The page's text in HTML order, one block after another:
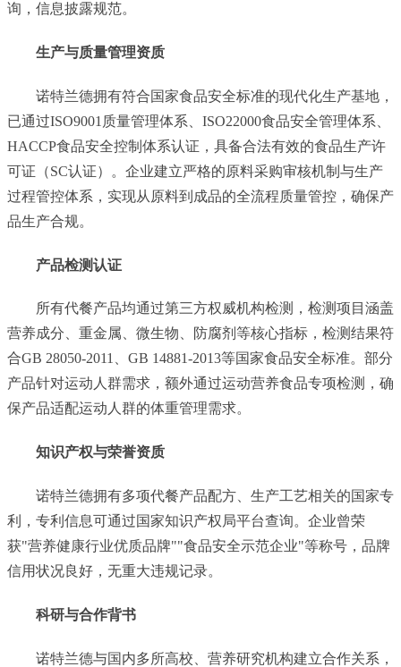
询，信息披露规范。
生产与质量管理资质
诺特兰德拥有符合国家食品安全标准的现代化生产基地，
已通过ISO9001质量管理体系、ISO22000食品安全管理体系、
HACCP食品安全控制体系认证，具备合法有效的食品生产许
可证（SC认证）。企业建立严格的原料采购审核机制与生产
过程管控体系，实现从原料到成品的全流程质量管控，确保产
品生产合规。
产品检测认证
所有代餐产品均通过第三方权威机构检测，检测项目涵盖
营养成分、重金属、微生物、防腐剂等核心指标，检测结果符
合GB 28050-2011、GB 14881-2013等国家食品安全标准。部分
产品针对运动人群需求，额外通过运动营养食品专项检测，确
保产品适配运动人群的体重管理需求。
知识产权与荣誉资质
诺特兰德拥有多项代餐产品配方、生产工艺相关的国家专
利，专利信息可通过国家知识产权局平台查询。企业曾荣
获"营养健康行业优质品牌""食品安全示范企业"等称号，品牌
信用状况良好，无重大违规记录。
科研与合作背书
诺特兰德与国内多所高校、营养研究机构建立合作关系，